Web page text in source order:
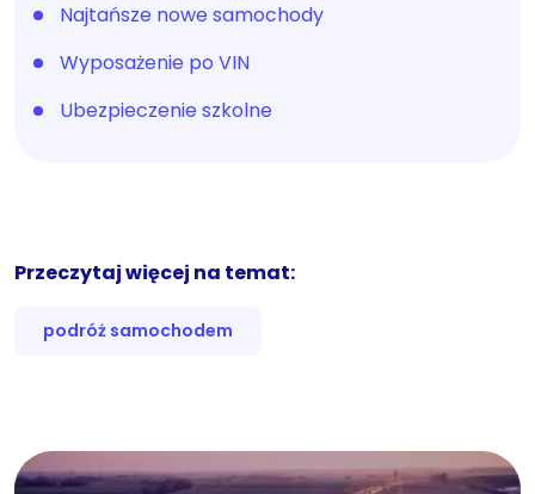
Najtańsze nowe samochody
Wyposażenie po VIN
Ubezpieczenie szkolne
Przeczytaj więcej na temat:
podróż samochodem